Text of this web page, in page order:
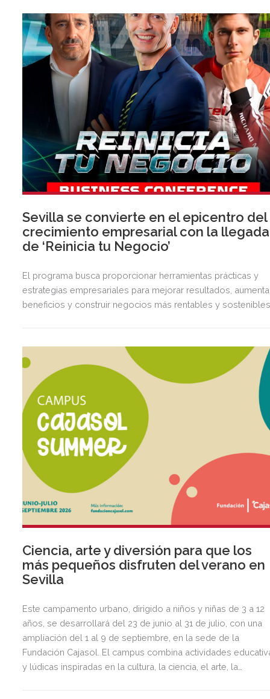
Sevilla se convierte en el epicentro del
crecimiento empresarial con la llegada
de ‘Reinicia tu Negocio’
El programa busca proporcionar herramientas prácticas y
estrategias empresariales para mejorar resultados,
beneficios y construir negocios más rentables y
Ciencia, arte y diversión para que los
más pequeños disfruten del verano en
Sevilla
Este campamento urbano, dirigido a niños y niñas de 3 a 12
años, se desarrollará del 23 de junio al 31 de julio, con una
ampliación del 1 al 9 de septiembre, en la sede de la
Fundación Cajasol. El campus combina actividades
y lúdicas inspiradas en la cultura, la ciencia, el arte, la